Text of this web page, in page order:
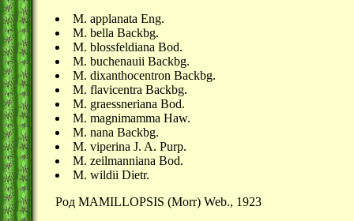
М. applanata Eng.
М. bella Backbg.
М. blossfeldiana Bod.
M. buchenauii Backbg.
M. dixanthocentron Backbg.
M. flavicentra Backbg.
M. graessneriana Bod.
M. magnimamma Haw.
M. nana Backbg.
M. viperina J. A. Purp.
M. zeilmanniana Bod.
M. wildii Dietr.
Род MAMILLOPSIS (Morr) Web., 1923